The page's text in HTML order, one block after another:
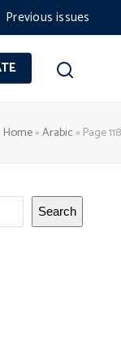
Previous issues
Home»Arabic» Page 118
Search